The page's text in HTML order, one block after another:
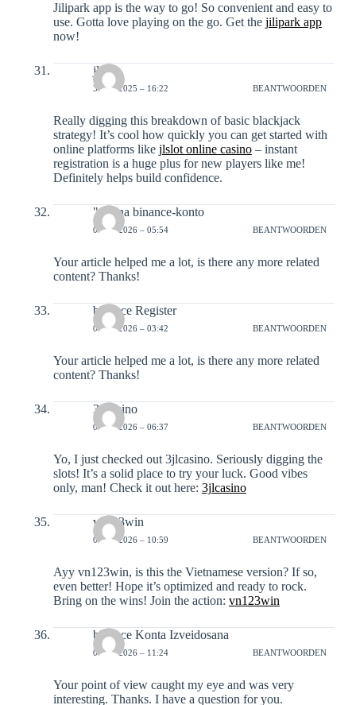
Jilipark app is the way to go! So convenient and easy to
use. Gotta love playing on the go. Get the jilipark app
now!
jlslot
31-12-2025 – 16:22 BEANTWOORDEN
Really digging this breakdown of basic blackjack
strategy! It’s cool how quickly you can get started with
online platforms like jlslot online casino– instant
registration is a huge plus for new players like me!
Definitely helps build confidence.
"oppna binance-konto
03-01-2026 – 05:54 BEANTWOORDEN
Your article helped me a lot, is there any more related
content? Thanks!
binance Register
04-01-2026 – 03:42 BEANTWOORDEN
Your article helped me a lot, is there any more related
content? Thanks!
3jlcasino
05-01-2026 – 06:37 BEANTWOORDEN
Yo, I just checked out 3jlcasino. Seriously digging the
slots! It’s a solid place to try your luck. Good vibes
only, man! Check it out here: 3jlcasino
vn123win
05-01-2026 – 10:59 BEANTWOORDEN
Ayy vn123win, is this the Vietnamese version? If so,
even better! Hope it’s optimized and ready to rock.
Bring on the wins! Join the action: vn123win
binance Konta Izveidosana
06-01-2026 – 11:24 BEANTWOORDEN
Your point of view caught my eye and was very
interesting. Thanks. I have a question for you.